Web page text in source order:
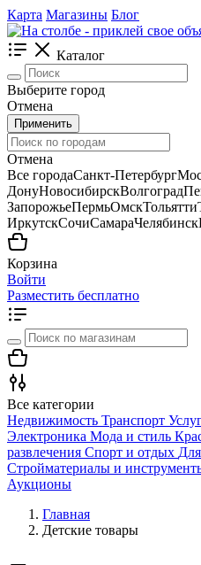
Карта Магазины Блог
Каталог
Выберите город
Отмена
Применить
Отмена
Все городаСанкт-Петербург
ДонуНовосибирскВолгоград
ЗапорожьеПермьОмскТольятти
ИркутскСочиСамараЧелябинск
Корзина
Войти
Разместить бесплатно
Все категории
Недвижимость Транспорт
Электроника Мода и стиль
развлечения Спорт и отдых
Стройматериалы и
Аукционы
Главная
Детские товары